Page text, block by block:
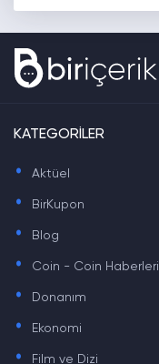
KATEGORİLER
. Aktüel
. BirKupon
. Blog
. Coin - Coin Haberleri
. Donanım
. Ekonomi
. Film ve Dizi